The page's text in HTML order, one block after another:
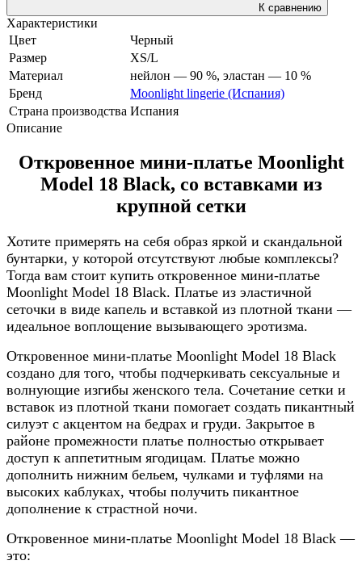
К сравнению
Характеристики
Цвет
Черный
Размер
XS/L
Материал
нейлон — 90 %, эластан — 10 %
Бренд
Moonlight lingerie (Испания)
Страна производства Испания
Описание
Откровенное мини-платье Moonlight
Model 18 Black, со вставками из
крупной сетки
Хотите примерять на себя образ яркой и скандальной
бунтарки, у которой отсутствуют любые комплексы?
Тогда вам стоит купить откровенное мини-платье
Moonlight Model 18 Black. Платье из эластичной
сеточки в виде капель и вставкой из плотной ткани —
идеальное воплощение вызывающего эротизма.
Откровенное мини-платье Moonlight Model 18 Black
создано для того, чтобы подчеркивать сексуальные и
волнующие изгибы женского тела. Сочетание сетки и
вставок из плотной ткани помогает создать пикантный
силуэт с акцентом на бедрах и груди. Закрытое в
районе промежности платье полностью открывает
доступ к аппетитным ягодицам. Платье можно
дополнить нижним бельем, чулками и туфлями на
высоких каблуках, чтобы получить пикантное
дополнение к страстной ночи.
Откровенное мини-платье Moonlight Model 18 Black —
это: